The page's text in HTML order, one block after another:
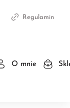
Regulamin
O mnie